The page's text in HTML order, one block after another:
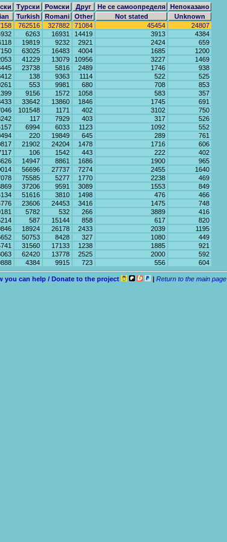
Турски Ромски Друг Не се самоопределя
Непоказано
Turkish Romani Other Not stated
Unknown
762516 327882 71084 45454
24807
6263 16931 14419 3913
4384
19819 9232 2921 2424
659
63025 16483 4004 1685
1200
41229 13079 10956 3227
1469
23738 5816 2489 1746
938
138 9363 1114 522
525
553 9981 680 708
853
9156 1572 1058 583
357
33642 13860 1846 1745
691
101548 1171 402 3102
750
117 7929 403 317
526
6994 6033 1123 1092
552
220 19849 645 289
761
21902 24204 1478 1716
606
106 1542 443 222
402
14947 8861 1686 1900
965
56696 27737 7274 2455
1640
75585 5277 1770 2238
469
37206 9591 3089 1553
849
51616 3810 1498 476
466
23606 24453 3416 1475
748
5782 532 266 3889
416
587 15144 858 617
820
18924 26178 2433 2039
1195
50753 8428 327 1080
449
31560 17133 1238 1885
921
62420 13778 2525 2000
592
4384 9915 723 556 604
you can help / Donate to the project | Return to the main page